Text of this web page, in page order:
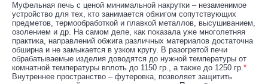
Муфельная печь с ценой минимальной накрутки – незаменимое
устройство для тех, кто занимается обжигом сопутствующих
предметов, термообработкой и плавкой металлов, высушиванием,
озолением и др. На самом деле, как показала уже многолетняя
практика, направлений обжига различных материалов достаточна
обширна и не замыкается в узком кругу. В разогретой печи
обрабатываемые изделия доводятся до нужной температуры от
комнатной температуры вплоть до 1150 гр., а также до 1250 гр.*
Внутреннее пространство – футеровка, позволяет защитить